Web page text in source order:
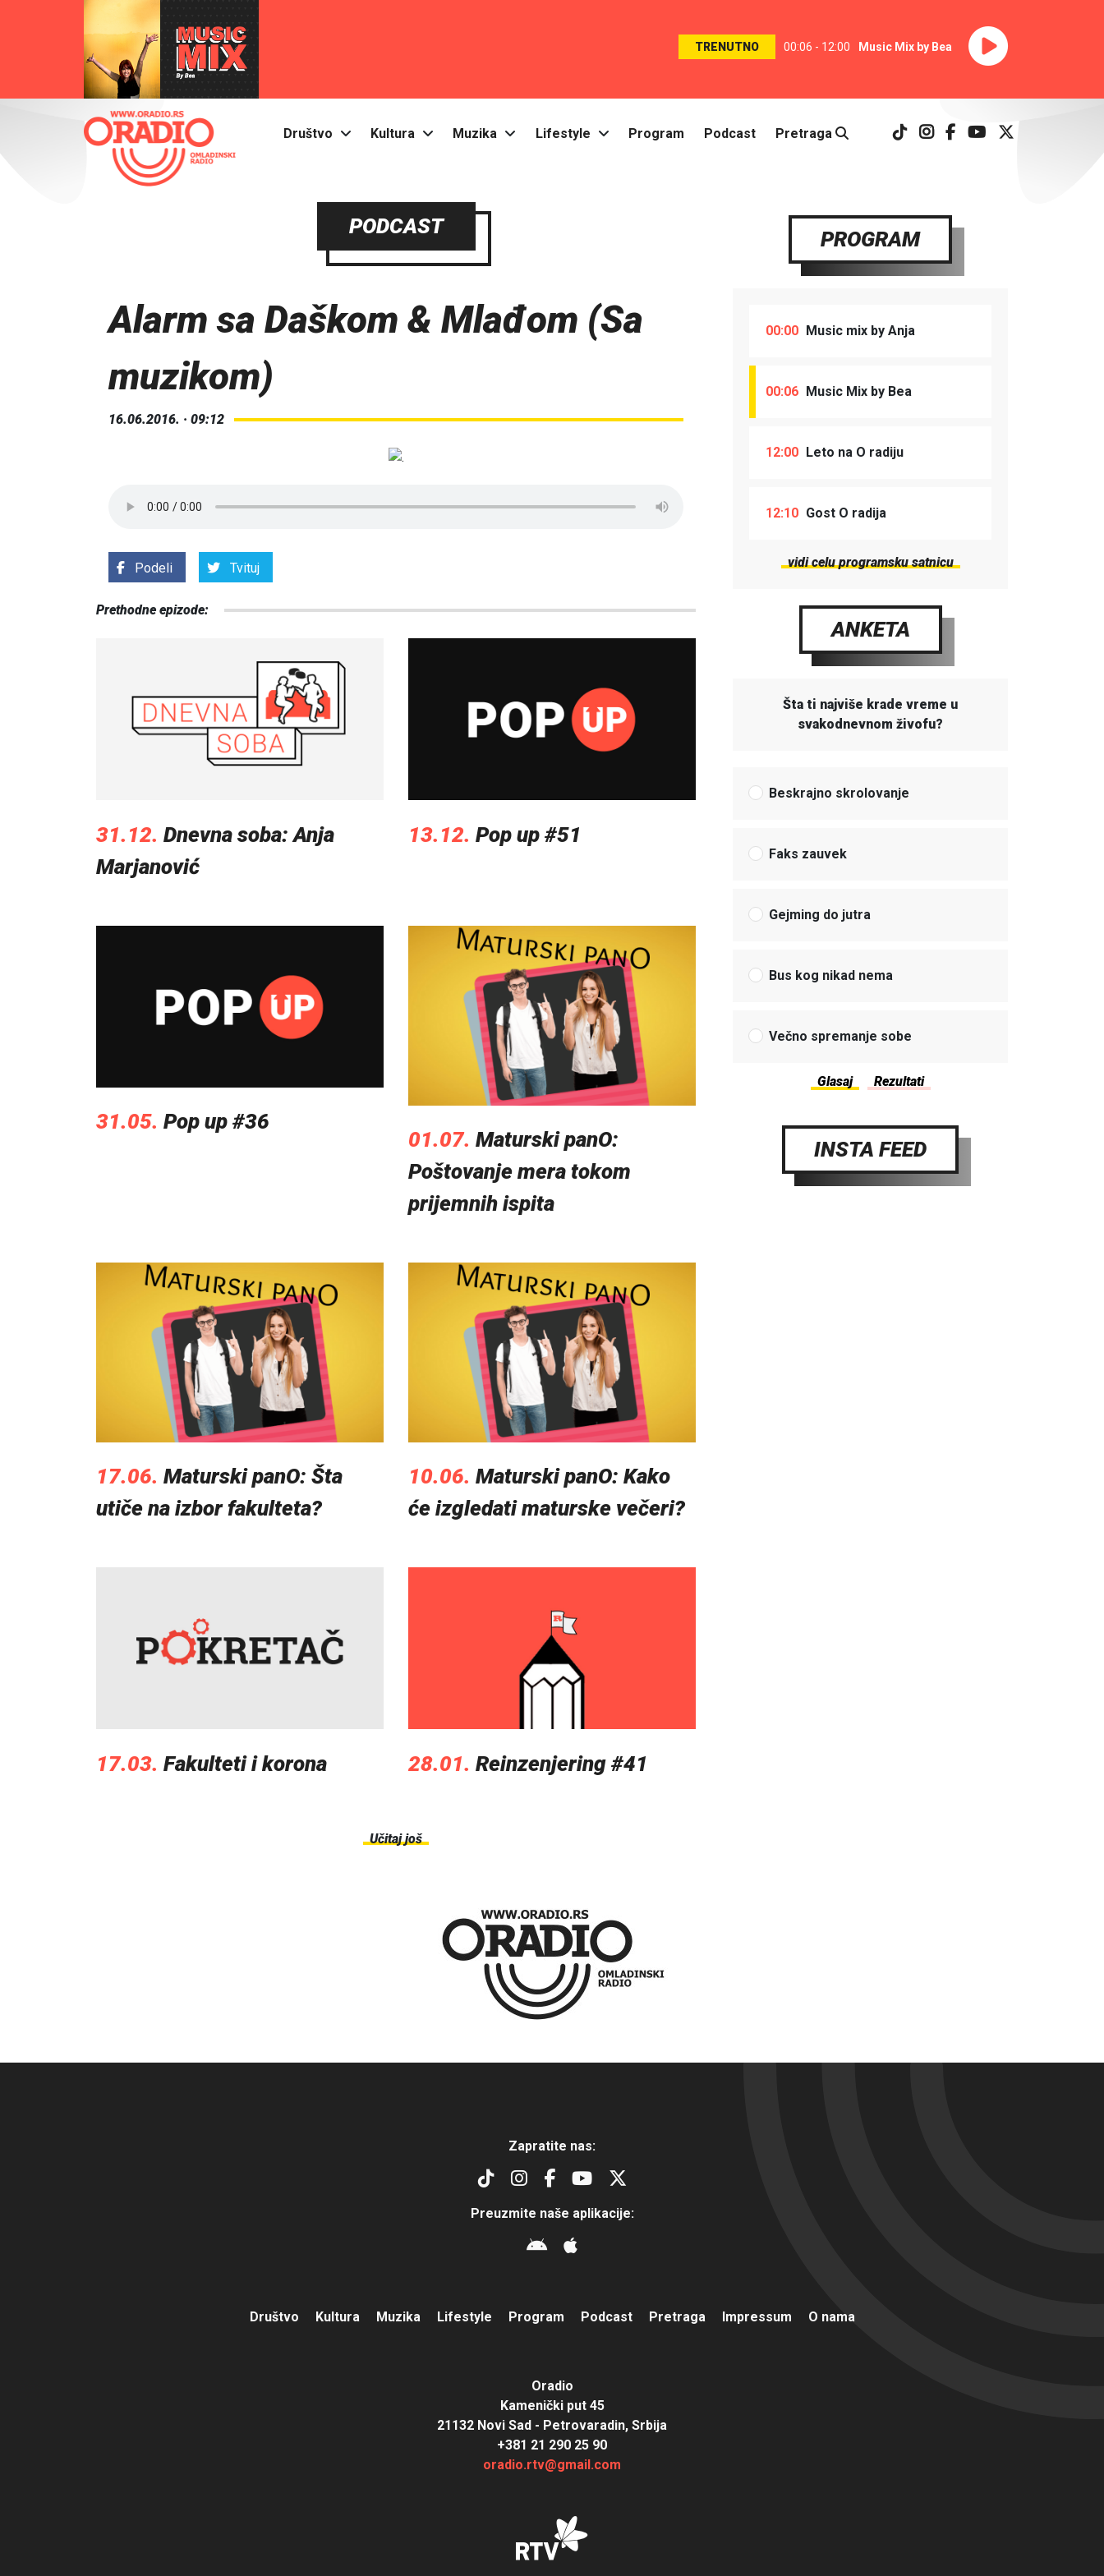
TRENUTNO 00:06 - 12:00 Music Mix by Bea
Društvo Kultura Muzika Lifestyle Program Podcast Pretraga
PODCAST
Alarm sa Daškom & Mlađom (Sa
muzikom)
16.06.2016. · 09:12
Podeli Tvituj
Prethodne epizode:
31.12. Dnevna soba: Anja
Marjanović
13.12. Pop up #51
31.05. Pop up #36
01.07. Maturski panO:
Poštovanje mera tokom
prijemnih ispita
17.06. Maturski panO: Šta
utiče na izbor fakulteta?
10.06. Maturski panO: Kako
će izgledati maturske večeri?
17.03. Fakulteti i korona 28.01. Reinzenjering #41
Učitaj još
PROGRAM
00:00 Music mix by Anja
00:06 Music Mix by Bea
12:00 Leto na O radiju
12:10 Gost O radija
vidi celu programsku satnicu
ANKETA
Šta ti najviše krade vreme u
svakodnevnom živofu?
Beskrajno skrolovanje
Faks zauvek
Gejming do jutra
Bus kog nikad nema
Večno spremanje sobe
INSTA FEED
Zapratite nas:
Preuzmite naše aplikacije:
Društvo Kultura Muzika Lifestyle Program Podcast Pretraga Impressum O nama
Oradio
Kamenički put 45
21132 Novi Sad - Petrovaradin, Srbija
+381 21 290 25 90
oradio.rtv@gmail.com